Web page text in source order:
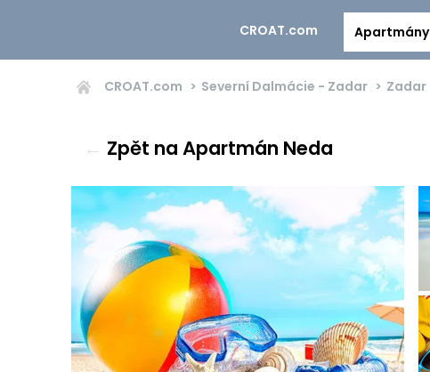
CROAT.com Apartmány
CROAT.com Severní Dalmácie - Zadar Zadar
← Zpět na Apartmán Neda